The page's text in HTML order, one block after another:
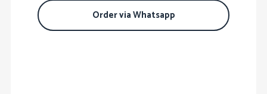
Order via Whatsapp